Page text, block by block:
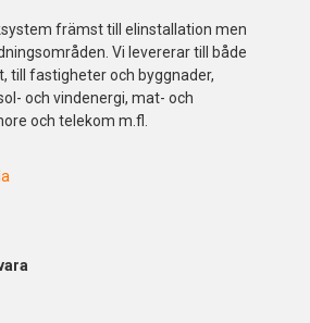
främst till elinstallation men
Vi levererar till både
till fastigheter och byggnader,
och vindenergi, mat- och
och telekom m.fl.